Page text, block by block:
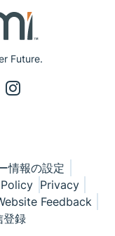
Future.
情報の設定
Privacy
Feedback
登録